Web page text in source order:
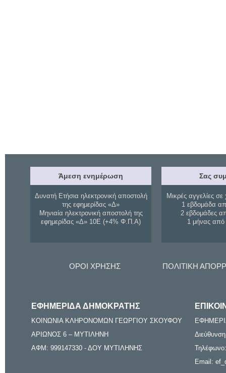
Άμεση ενημέρωση
Δυνατή Ετήσια ηλεκτρονική αποστολή
της εφημερίδας «Δ»
Μηνιαία ηλεκτρονική αποστολή της
εφημερίδας «Δ» 10Ε (+4% Φ.Π.Α)
Σας
Μικρές αγγελίες σε
1 εβδομάδα
2 εβδομάδες
1 μήνας
ΟΡΟΙ ΧΡΗΣΗΣ ΠΟΛΙΤΙΚΗ
ΕΦΗΜΕΡΙΔΑ ΔΗΜΟΚΡΑΤΗΣ
ΚΟΙΝΩΝΙΑ ΚΛΗΡΟΝΟΜΩΝ ΓΕΩΡΓΙΟΥ ΣΚΟΥΦΟΥ
ΑΡΙΩΝΟΣ 6 – ΜΥΤΙΛΗΝΗ
ΑΦΜ: 999147330 - ΔΟΥ ΜΥΤΙΛΗΝΗΣ
Email: